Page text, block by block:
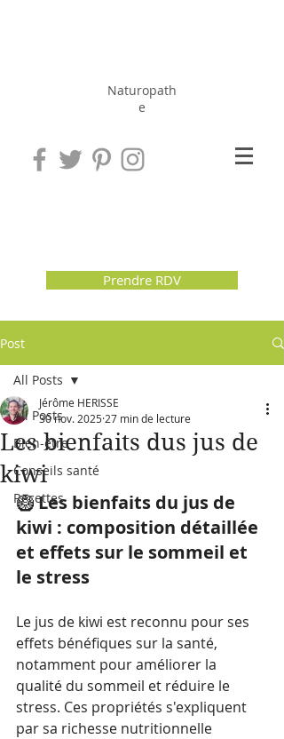
Naturopath
e
Prendre RDV
Post
All Posts
Bien-être
Conseils santé
Recettes
All Posts
Les bienfaits dus jus de
kiwi
Jérôme HERISSE
30 nov. 2025 27 min de lecture
🥝 Les bienfaits du jus de
kiwi : composition détaillée
et effets sur le sommeil et
le stress
Le jus de kiwi est reconnu pour ses
effets bénéfiques sur la santé,
notamment pour améliorer la
qualité du sommeil et réduire le
stress. Ces propriétés s'expliquent
par sa richesse nutritionnelle